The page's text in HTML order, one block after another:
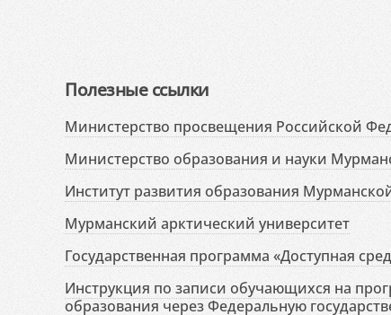
Полезные ссылки
Министерство просвещения Российской
Министерство образования и науки
Институт развития образования
Мурманский арктический университет
Государственная программа «Доступная
Инструкция по записи обучающихся на
образования через Федеральную